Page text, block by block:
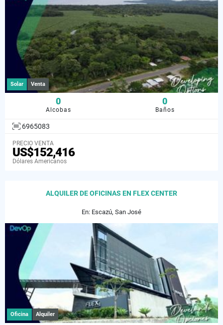
Solar Venta
0
Alcobas
0
Baños
6965083
PRECIO VENTA
US$152,416
Dólares Americanos
ALQUILER DE OFICINAS EN FLEX CENTER
En: Escazú, San José
Oficina Alquiler